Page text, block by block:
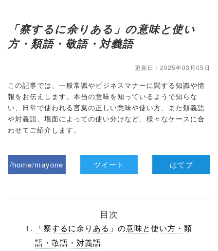
「察するに余りある」の意味と使い
方・類語・敬語・対義語
更新日：2025年03月05日
この記事では、一般常識やビジネスマナーに関する知識や情
報をお伝えします。本当の意味を知っているようで知らな
い、日常で使われる言葉の正しい意味や使い方、また類義語
や対義語、場面によっての使い分けなど、様々なケースに合
わせてご紹介します。
/home/mayone
ml/wp-
content/themes
ツイート はてブ
目次
「察するに余りある」の意味と使い方・類
語・敬語・対義語